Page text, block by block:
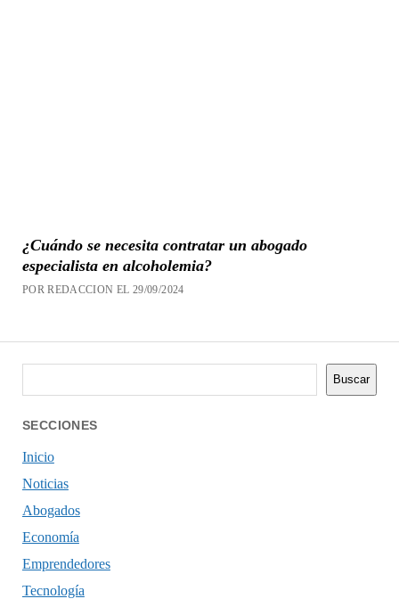
¿Cuándo se necesita contratar un abogado
especialista en alcoholemia?
POR REDACCION EL 29/09/2024
Buscar
SECCIONES
Inicio
Noticias
Abogados
Economía
Emprendedores
Tecnología